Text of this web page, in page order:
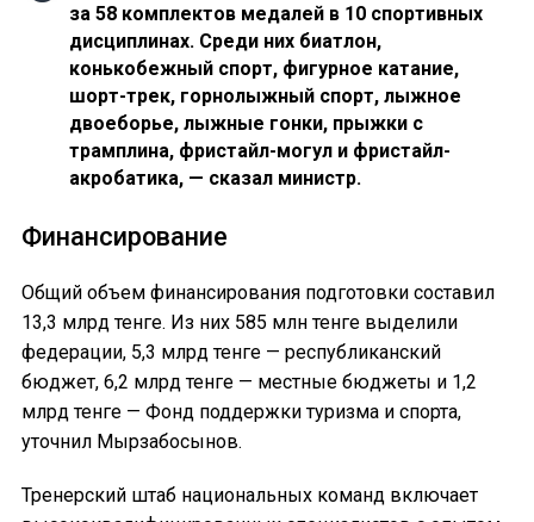
за 58 комплектов медалей в 10 спортивных
дисциплинах. Среди них биатлон,
конькобежный спорт, фигурное катание,
шорт-трек, горнолыжный спорт, лыжное
двоеборье, лыжные гонки, прыжки с
трамплина, фристайл-могул и фристайл-
акробатика, — сказал министр.
Финансирование
Общий объем финансирования подготовки составил
13,3 млрд тенге. Из них 585 млн тенге выделили
федерации, 5,3 млрд тенге — республиканский
бюджет, 6,2 млрд тенге — местные бюджеты и 1,2
млрд тенге — Фонд поддержки туризма и спорта,
уточнил Мырзабосынов.
Тренерский штаб национальных команд включает